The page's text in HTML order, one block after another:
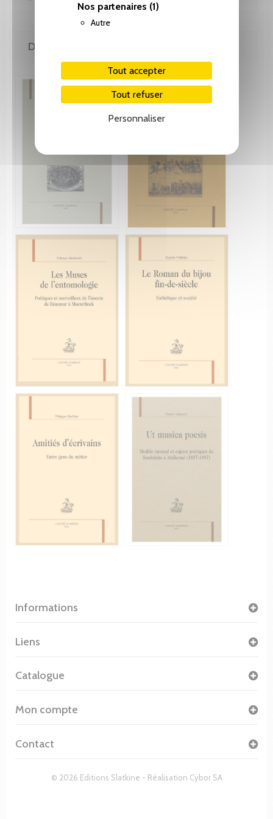
Nos partenaires (1)
Autre
Tout accepter
Tout refuser
Personnaliser
DE LA MÊME COLLECTION
Informations
© 2026 Editions Slatkine - Réalisation Cybor SA
Liens
Catalogue
Mon compte
Contact